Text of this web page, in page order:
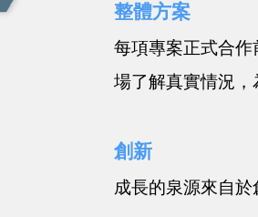
整體方案
每項專案正式合
場了解真實情況，
創新
成長的泉源來自於